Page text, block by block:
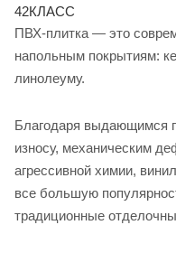
42КЛАСС
ПВХ-плитка — это
напольным покрытиям:
линолеуму.
Благодаря выдающимся
износу, механическим
агрессивной химии,
все большую
традиционные